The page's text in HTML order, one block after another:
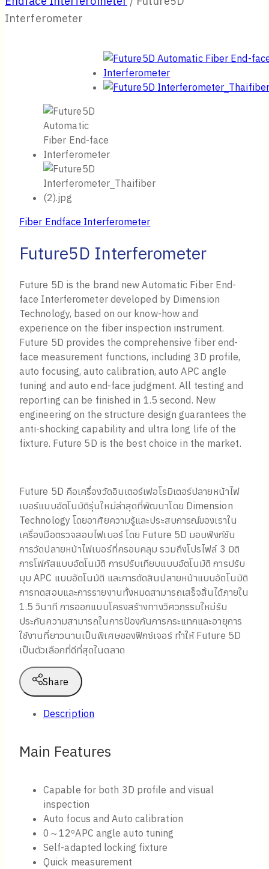
Interferometer
Fiber Endface Interferometer
Future5D Interferometer
Future 5D is the brand new Automatic Fiber End-
face Interferometer developed by Dimension
Technology, based on our know-how and
experience on the fiber inspection instrument.
Future 5D provides the comprehensive fiber end-
face measurement functions, including 3D profile,
auto focusing, auto calibration, auto APC angle
tuning and auto end-face judgment. All testing and
reporting can be finished in 1.5 second. New
engineering on the structure design guarantees the
anti-shocking capability and ultra long life of the
fixture. Future 5D is the best choice in the market.
Future 5D คือเครื่องวัดอินเตอร์เฟอโรมิเตอร์ปลายหน้าไฟ
เบอร์แบบอัตโนมัติรุ่นใหม่ล่าสุดที่พัฒนาโดย Dimension
Technology โดยอาศัยความรู้และประสบการณ์ของเราใน
เครื่องมือตรวจสอบไฟเบอร์ โดย Future 5D มอบฟังก์ชัน
การวัดปลายหน้าไฟเบอร์ที่ครอบคลุม รวมถึงโปรไฟล์ 3 มิติ
การโฟกัสแบบอัตโนมัติ การปรับเทียบแบบอัตโนมัติ การปรับ
มุม APC แบบอัตโนมัติ และการตัดสินปลายหน้าแบบอัตโนมัติ
การทดสอบและการรายงานทั้งหมดสามารถเสร็จสิ้นได้ภายใน
1.5 วินาที การออกแบบโครงสร้างทางวิศวกรรมใหม่รับ
ประกันความสามารถในการป้องกันการกระแทกและอายุการ
ใช้งานที่ยาวนานเป็นพิเศษของฟิกซ์เจอร์ ทำให้ Future 5D
เป็นตัวเลือกที่ดีที่สุดในตลาด
Share
Description
Main Features
Capable for both 3D profile and visual
inspection
Auto focus and Auto calibration
0～12ºAPC angle auto tuning
Self-adapted locking fixture
Quick measurement